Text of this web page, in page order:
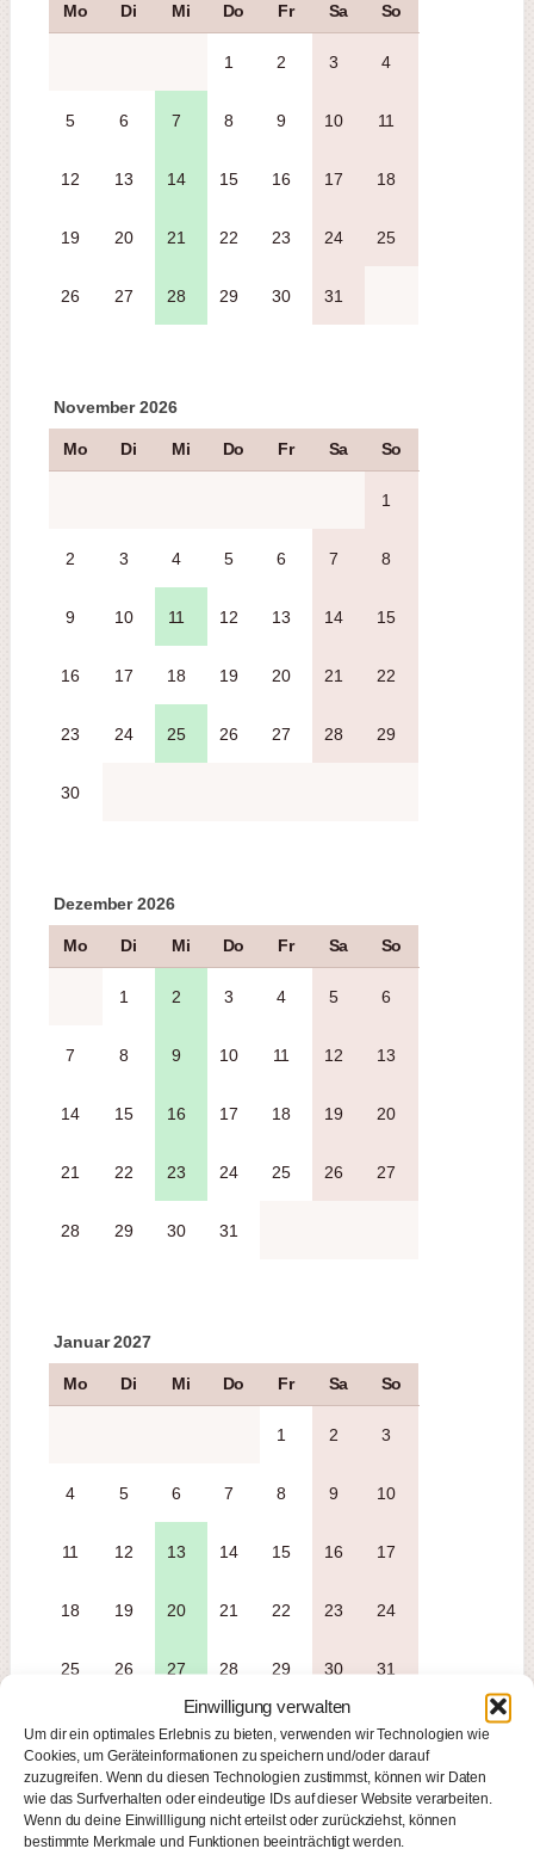
Einwilligung verwalten
Um dir ein optimales Erlebnis zu bieten, verwenden wir Technologien wie
Cookies, um Geräteinformationen zu speichern und/oder darauf
zuzugreifen. Wenn du diesen Technologien zustimmst, können wir Daten
wie das Surfverhalten oder eindeutige IDs auf dieser Website verarbeiten.
Wenn du deine Einwillligung nicht erteilst oder zurückziehst, können
bestimmte Merkmale und Funktionen beeinträchtigt werden.
Mo Di Mi Do Fr Sa So
1 2 3 4
5 6 7 8 9 10 11
12 13 14 15 16 17 18
19 20 21 22 23 24 25
26 27 28 29 30 31
November 2026
Mo Di Mi Do Fr Sa So
1
2 3 4 5 6 7 8
9 10 11 12 13 14 15
16 17 18 19 20 21 22
23 24 25 26 27 28 29
30
Dezember 2026
Mo Di Mi Do Fr Sa So
1 2 3 4 5 6
7 8 9 10 11 12 13
14 15 16 17 18 19 20
21 22 23 24 25 26 27
28 29 30 31
Januar 2027
Mo Di Mi Do Fr Sa So
1 2 3
4 5 6 7 8 9 10
11 12 13 14 15 16 17
18 19 20 21 22 23 24
25 26 27 28 29 30 31
Februar 2027
Mo Di Mi Do Fr Sa So